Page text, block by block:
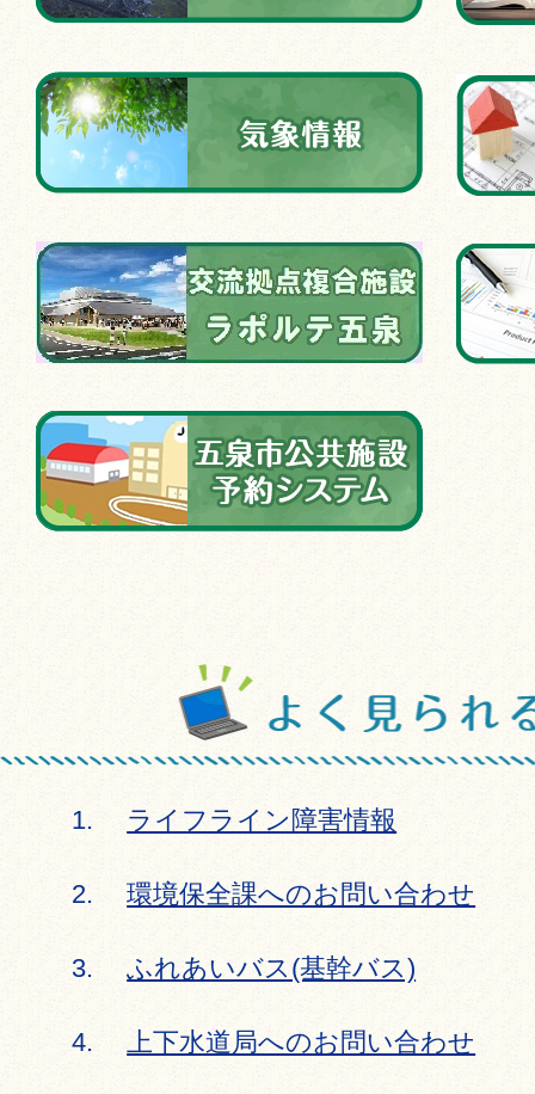
2026年07月30日
【上下水道局所
2026年07月29日
令和8年度 五泉
い実行委員を募集しています。
ライフライン障害情報
環境保全課へのお問い合わせ
ふれあいバス(基幹バス)
上下水道局へのお問い合わせ